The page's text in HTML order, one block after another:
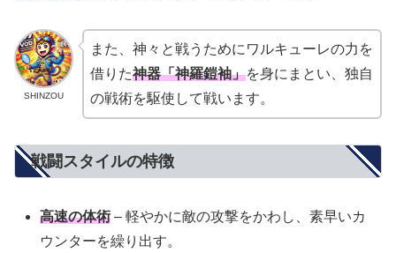
SHINZOU
また、神々と戦うためにワルキューレの力を
借りた神器「神羅鎧袖」を身にまとい、独自
の戦術を駆使して戦います。
戦闘スタイルの特徴
高速の体術 – 軽やかに敵の攻撃をかわし、素早いカ
ウンターを繰り出す。